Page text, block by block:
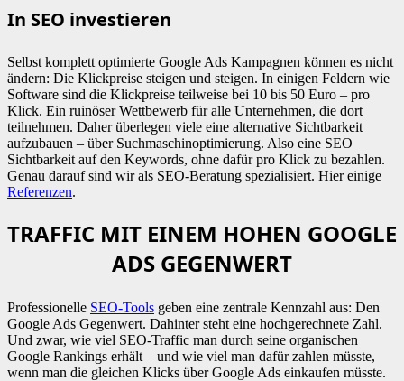
In SEO investieren
Selbst komplett optimierte Google Ads Kampagnen können es nicht
ändern: Die Klickpreise steigen und steigen. In einigen Feldern wie
Software sind die Klickpreise teilweise bei 10 bis 50 Euro – pro
Klick. Ein ruinöser Wettbewerb für alle Unternehmen, die dort
teilnehmen. Daher überlegen viele eine alternative Sichtbarkeit
aufzubauen – über Suchmaschinoptimierung. Also eine SEO
Sichtbarkeit auf den Keywords, ohne dafür pro Klick zu bezahlen.
Genau darauf sind wir als SEO-Beratung spezialisiert. Hier einige
Referenzen.
TRAFFIC MIT EINEM HOHEN GOOGLE
ADS GEGENWERT
Professionelle SEO-Tools geben eine zentrale Kennzahl aus: Den
Google Ads Gegenwert. Dahinter steht eine hochgerechnete Zahl.
Und zwar, wie viel SEO-Traffic man durch seine organischen
Google Rankings erhält – und wie viel man dafür zahlen müsste,
wenn man die gleichen Klicks über Google Ads einkaufen müsste.